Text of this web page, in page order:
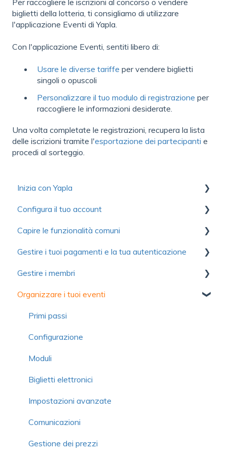
biglietti della lotteria, ti consigliamo di utilizzare
l'applicazione Eventi di Yapla.
Con l'applicazione Eventi, sentiti libero di:
Usare le diverse tariffe per vendere biglietti
singoli o opuscoli
Personalizzare il tuo modulo di registrazione per
raccogliere le informazioni desiderate.
Una volta completate le registrazioni, recupera la lista
delle iscrizioni tramite l'esportazione dei partecipanti e
procedi al sorteggio.
Inizia con Yapla
Raccolta di risorse utili per scoprire Yapla
Per iniziare
Ottimizzare l'utilizzo di Yapla
Informazioni su Yapla
Configura il tuo account
Primi passi
Account
Fatturazione
Licenze e utenti
Domande frequenti
Capire le funzionalità comuni
Comunicazioni
Moduli
Immagini e media
Domande frequenti
Gestire i tuoi pagamenti e la tua autenticazione
Autenticazione
Pagamento
Contributo volontario e commissione
Domande frequenti
Gestire i membri
Primi passi
Importare i membri
Campagne di adesione semplificate
Gestione dei membri
Scheda del membro
Modulo
Comunicazioni
Gestione delle organizzazioni o famiglie
Organizzare i tuoi eventi
Primi passi
Configurazione
Moduli
Biglietti elettronici
Impostazioni avanzate
Comunicazioni
Gestione dei prezzi